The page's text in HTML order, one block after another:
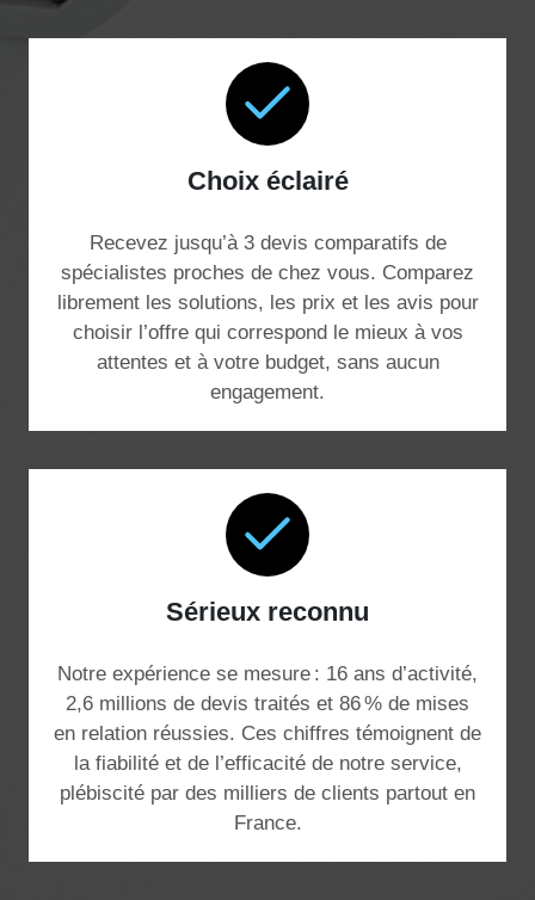
Choix éclairé
Recevez jusqu’à 3 devis comparatifs de
spécialistes proches de chez vous. Comparez
librement les solutions, les prix et les avis pour
choisir l’offre qui correspond le mieux à vos
attentes et à votre budget, sans aucun
engagement.
Sérieux reconnu
Notre expérience se mesure : 16 ans d’activité,
2,6 millions de devis traités et 86 % de mises
en relation réussies. Ces chiffres témoignent de
la fiabilité et de l’efficacité de notre service,
plébiscité par des milliers de clients partout en
France.